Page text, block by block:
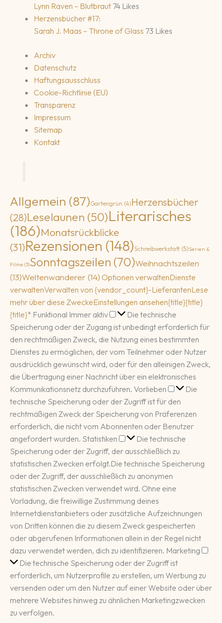
Lynn Raven – Blutbraut 74 Likes
Herzensbücher #17:
Sarah J. Maas – Throne of Glass 73 Likes
Archiv
Datenschutz
Haftungsausschluss
Cookie-Richtlinie (EU)
Transparenz
Impressum
Sitemap
Kontakt
Allgemein (87)Gartengrün (4)Herzensbücher
(28)Leselaunen (50)Literarisches
(186)Monatsrückblicke
(31)Rezensionen (148)Schreibwerkstatt (5)Serien &
Filme (3)Sonntagszeilen (70)Weihnachtszeilen
(13)Weltenwanderer (14) Optionen verwaltenDienste
verwaltenVerwalten von {vendor_count}-LieferantenLese
mehr über diese ZweckeEinstellungen ansehen{title}{title}
{title}* Funktional Immer aktiv Funktional
Die technische
Speicherung oder der Zugang ist unbedingt erforderlich für
den rechtmäßigen Zweck, die Nutzung eines bestimmten
Dienstes zu ermöglichen, der vom Teilnehmer oder Nutzer
ausdrücklich gewünscht wird, oder für den alleinigen Zweck,
die Übertragung einer Nachricht über ein elektronisches
Kommunikationsnetz durchzuführen. Vorlieben Vorlieben
Die
technische Speicherung oder der Zugriff ist für den
rechtmäßigen Zweck der Speicherung von Präferenzen
erforderlich, die nicht vom Abonnenten oder Benutzer
angefordert wurden. Statistiken Statistiken
Die technische
Speicherung oder der Zugriff, der ausschließlich zu
statistischen Zwecken erfolgt.Die technische Speicherung
oder der Zugriff, der ausschließlich zu anonymen
statistischen Zwecken verwendet wird. Ohne eine
Vorladung, die freiwillige Zustimmung deines
Internetdienstanbieters oder zusätzliche Aufzeichnungen
von Dritten können die zu diesem Zweck gespeicherten
oder abgerufenen Informationen allein in der Regel nicht
dazu verwendet werden, dich zu identifizieren. Marketing
Die technische Speicherung oder der Zugriff ist
erforderlich, um Nutzerprofile zu erstellen, um Werbung zu
versenden oder um den Nutzer auf einer Website oder über
mehrere Websites hinweg zu ähnlichen Marketingzwecken
zu verfolgen.